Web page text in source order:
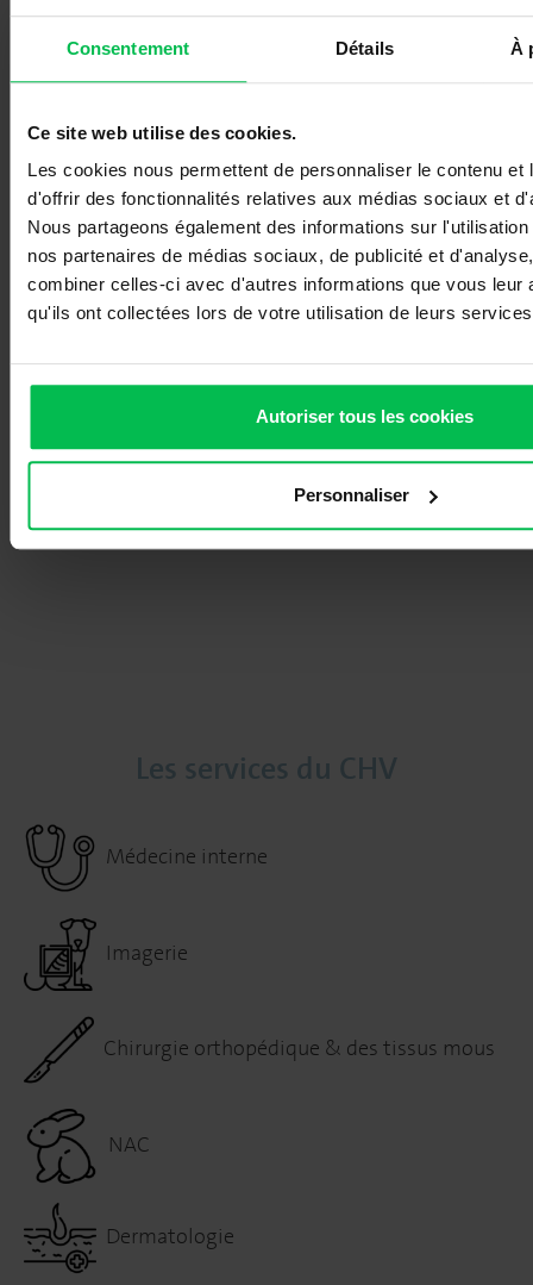
Consentement Détails À
Ce site web utilise des cookies.
Les cookies nous permettent de personnaliser le contenu et
d'offrir des fonctionnalités relatives aux médias sociaux et
Nous partageons également des informations sur
nos partenaires de médias sociaux, de publicité et
combiner celles-ci avec d'autres informations que vous leur
qu'ils ont collectées lors de votre utilisation de leurs
Autoriser tous les cookies
Personnaliser
interventions chirurgicales ou des traitements
médicaux poussés nécessitant l’hospitalisation ou
actes diagnostiques ou thérapeutiques réalisés, le
suivi de l’animal est effectué auprès du vétérinaire
traitant.
Les services du CHV
Médecine interne
Imagerie
Chirurgie orthopédique & des tissus mous
NAC
Dermatologie